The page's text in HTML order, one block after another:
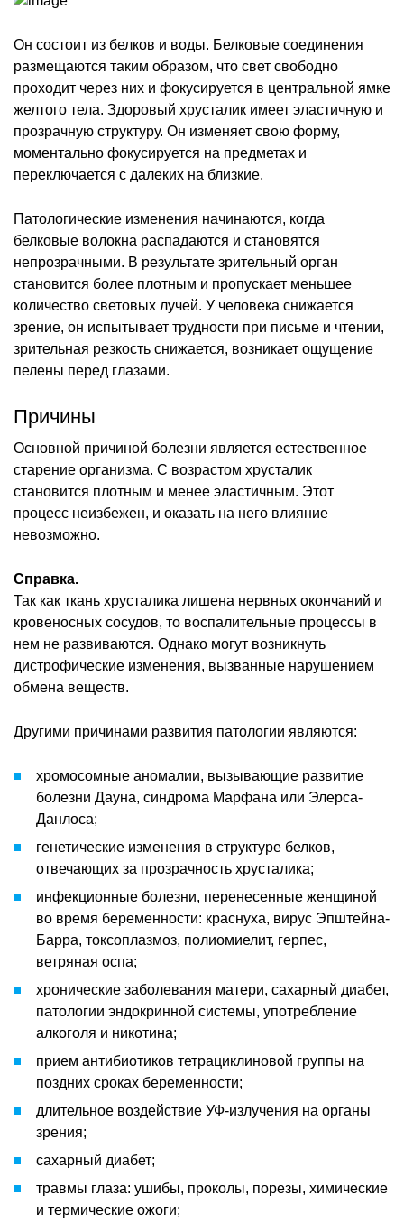
Он состоит из белков и воды. Белковые соединения
размещаются таким образом, что свет свободно
проходит через них и фокусируется в центральной ямке
желтого тела. Здоровый хрусталик имеет эластичную и
прозрачную структуру. Он изменяет свою форму,
моментально фокусируется на предметах и
переключается с далеких на близкие.
Патологические изменения начинаются, когда
белковые волокна распадаются и становятся
непрозрачными. В результате зрительный орган
становится более плотным и пропускает меньшее
количество световых лучей. У человека снижается
зрение, он испытывает трудности при письме и чтении,
зрительная резкость снижается, возникает ощущение
пелены перед глазами.
Причины
Основной причиной болезни является естественное
старение организма. С возрастом хрусталик
становится плотным и менее эластичным. Этот
процесс неизбежен, и оказать на него влияние
невозможно.
Справка.
Так как ткань хрусталика лишена нервных окончаний и
кровеносных сосудов, то воспалительные процессы в
нем не развиваются. Однако могут возникнуть
дистрофические изменения, вызванные нарушением
обмена веществ.
Другими причинами развития патологии являются:
хромосомные аномалии, вызывающие развитие
болезни Дауна, синдрома Марфана или Элерса-
Данлоса;
генетические изменения в структуре белков,
отвечающих за прозрачность хрусталика;
инфекционные болезни, перенесенные женщиной
во время беременности: краснуха, вирус Эпштейна-
Барра, токсоплазмоз, полиомиелит, герпес,
ветряная оспа;
хронические заболевания матери, сахарный диабет,
патологии эндокринной системы, употребление
алкоголя и никотина;
прием антибиотиков тетрациклиновой группы на
поздних сроках беременности;
длительное воздействие УФ-излучения на органы
зрения;
сахарный диабет;
травмы глаза: ушибы, проколы, порезы, химические
и термические ожоги;